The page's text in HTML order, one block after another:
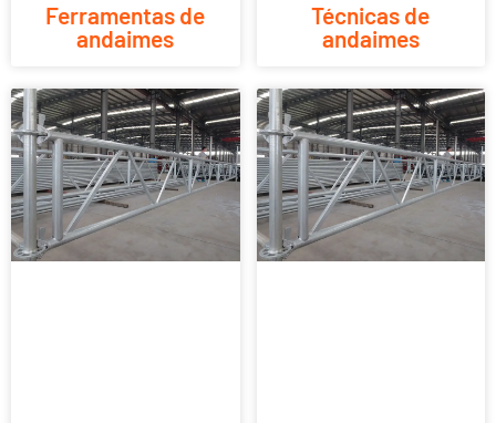
Ferramentas de
andaimes
Técnicas de
andaimes